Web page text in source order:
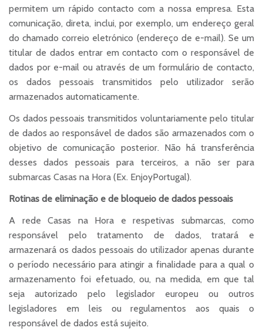
permitem um rápido contacto com a nossa empresa. Esta
comunicação, direta, inclui, por exemplo, um endereço geral
do chamado correio eletrónico (endereço de e-mail). Se um
titular de dados entrar em contacto com o responsável de
dados por e-mail ou através de um formulário de contacto,
os dados pessoais transmitidos pelo utilizador serão
armazenados automaticamente.
Os dados pessoais transmitidos voluntariamente pelo titular
de dados ao responsável de dados são armazenados com o
objetivo de comunicação posterior. Não há transferência
desses dados pessoais para terceiros, a não ser para
submarcas Casas na Hora (Ex. EnjoyPortugal).
Rotinas de eliminação e de bloqueio de dados pessoais
A rede Casas na Hora e respetivas submarcas, como
responsável pelo tratamento de dados, tratará e
armazenará os dados pessoais do utilizador apenas durante
o período necessário para atingir a finalidade para a qual o
armazenamento foi efetuado, ou, na medida, em que tal
seja autorizado pelo legislador europeu ou outros
legisladores em leis ou regulamentos aos quais o
responsável de dados está sujeito.